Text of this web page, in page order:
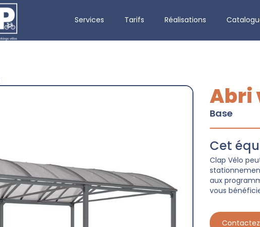
Services Tarifs Réalisations
Abri
Base
Cet
Clap Vélo
aux
vous